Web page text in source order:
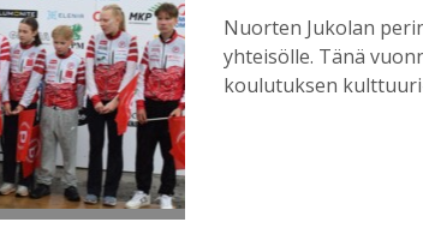
Nuorten Jukolan
yhteisölle. Tänä
koulutuksen